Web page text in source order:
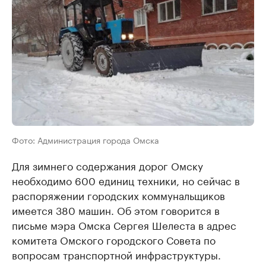
Фото: Администрация города Омска
Для зимнего содержания дорог Омску
необходимо 600 единиц техники, но сейчас в
распоряжении городских коммунальщиков
имеется 380 машин. Об этом говорится в
письме мэра Омска Сергея Шелеста в адрес
комитета Омского городского Совета по
вопросам транспортной инфраструктуры.